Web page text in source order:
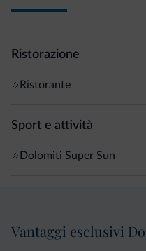
Ristorazione
Ristorante
Sport e attività
Dolomiti Super Sun
Vantaggi esclusivi